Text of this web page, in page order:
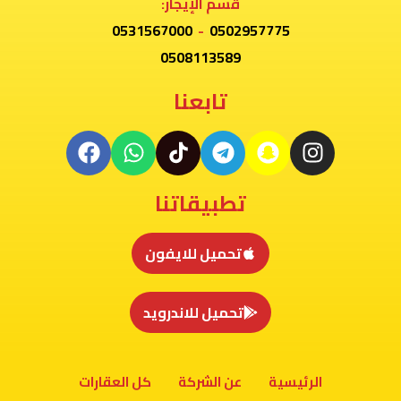
0502957775
-
0531567000
0508113589
تابعنا
تطبيقاتنا
تحميل للايفون
تحميل للاندرويد
الرئيسية عن الشركة
كل العقارات